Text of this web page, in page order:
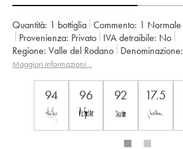
Quantità: 1 bottiglia Commento: 1 Normale
Provenienza:
privato IVA detraibile:
no
Regione:
Valle del Rodano Denominazione:
Proprietario:
Auguste Clape
Maggiori informazioni…
94 96 92 17.5